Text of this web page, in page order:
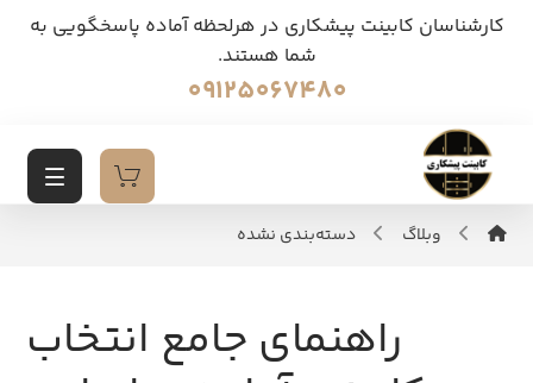
کارشناسان کابینت پیشکاری در هرلحظه آماده پاسخگویی به
شما هستند.
09125067480
وبلاگ دسته‌بندی نشده
راهنمای جامع انتخاب